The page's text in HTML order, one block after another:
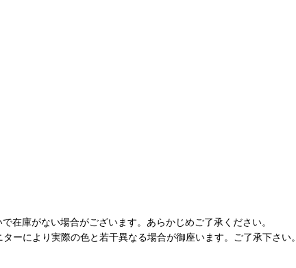
在庫がない場合がございます。あらかじめご了承ください。
ーにより実際の色と若干異なる場合が御座います。ご了承下さい。